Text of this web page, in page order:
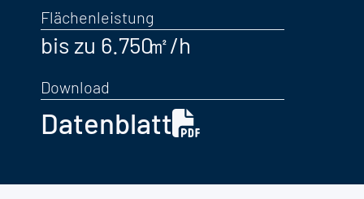
Flächenleistung
bis zu 6.750
Download
Datenblatt